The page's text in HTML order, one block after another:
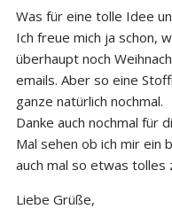
Was für eine tolle Idee
Ich freue mich ja schon,
überhaupt noch
emails. Aber so eine
ganze natürlich nochmal.
Danke auch nochmal für
Mal sehen ob ich mir ein
auch mal so etwas tolles
Liebe Grüße,